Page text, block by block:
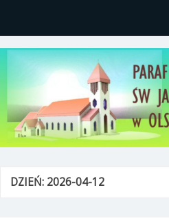
Parafia św,
Gutkowo, ul. Żółkiewskiego 1
DZIEŃ: 2026-04-12